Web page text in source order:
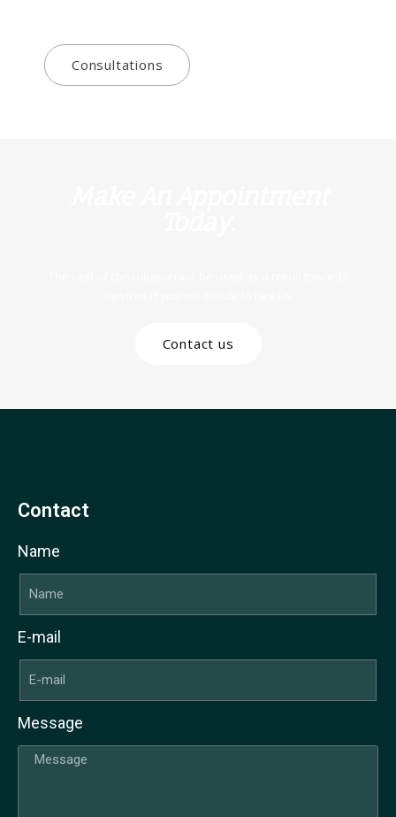
Consultations
Contact us
Contact
Name
E-mail
Message